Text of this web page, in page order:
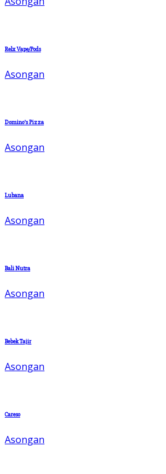
Relx Vape/Pods
Asongan
Domino’s Pizza
Asongan
Lubana
Asongan
Bali Nutra
Asongan
Bebek Tajir
Asongan
Careso
Asongan